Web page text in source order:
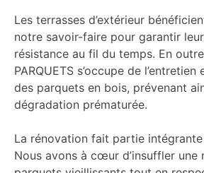
Les terrasses d’extérieur
notre savoir-faire pour garantir
résistance au fil du temps. En
PARQUETS s’occupe de
des parquets en bois, prévenant
dégradation prématurée.
La rénovation fait partie
Nous avons à cœur d’insuffler une